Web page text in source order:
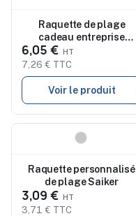
Raquette de plage
cadeau entreprise
Bubbak
6,05 €
7,26 € TTC
Voir le produit
Raquette personnalisé
de plage Saiker
3,09 €
3,71 € TTC